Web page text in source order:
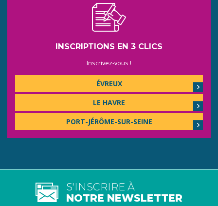
INSCRIPTIONS EN 3 CLICS
Inscrivez-vous !
ÉVREUX
LE HAVRE
PORT-JÉRÔME-SUR-SEINE
S'INSCRIRE À
NOTRE NEWSLETTER